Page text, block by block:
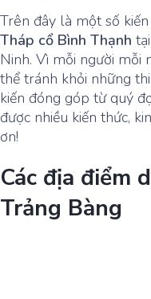
Trên đây là một số
Tháp cổ Bình Thạnh
Ninh. Vì mỗi người mỗi
thể tránh khỏi những
kiến đóng góp từ quý
được nhiều kiến thức,
ơn!
Các địa điểm
Trảng Bàng